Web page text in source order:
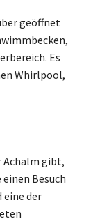
geöffnet
Es
Whirlpool,
Achalm gibt,
Besuch
eine der